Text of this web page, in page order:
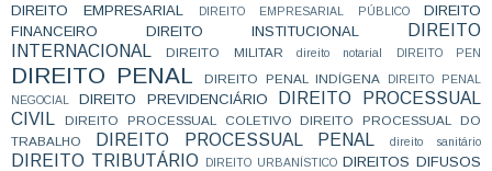
DIREITO EMPRESARIAL DIREITO EMPRESARIAL PÚBLICO
DIREITO
FINANCEIRO
DIREITO INSTITUCIONAL
DIREITO
INTERNACIONAL
DIREITO MILITAR direito notarial DIREITO PEN
DIREITO PENAL DIREITO PENAL INDÍGENA
DIREITO PENAL
NEGOCIAL
DIREITO PREVIDENCIÁRIO
DIREITO PROCESSUAL
CIVIL
DIREITO PROCESSUAL COLETIVO
DIREITO PROCESSUAL DO
TRABALHO
DIREITO PROCESSUAL PENAL direito sanitário
DIREITO TRIBUTÁRIO DIREITO URBANÍSTICO DIREITOS DIFUSOS